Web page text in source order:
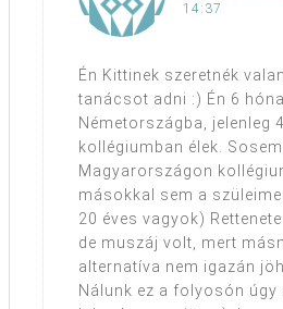
14:37
Én Kittinek szeretnék
tanácsot adni :) Én 6
Németországba, jelenleg
kollégiumban élek.
Magyarországon
másokkal sem a
20 éves vagyok)
de muszáj volt, mert
alternatíva nem igazán
Nálunk ez a folyosón úgy